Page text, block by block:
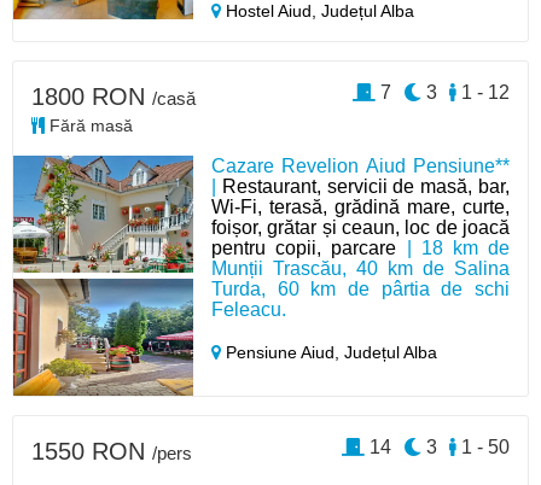
Hostel Aiud,Județul Alba
Cazare Revelion Aiud Pensiune**
Restaurant, servicii de masă, bar,
Wi-Fi, terasă, grădină mare, curte,
foișor, grătar și ceaun, loc de joacă
pentru copii, parcare | 18 km de
Munții Trascău, 40 km de Salina
Turda, 60 km de pârtia de schi
Feleacu.
Pensiune Aiud,Județul Alba
1800 RON /casă
Fără masă
1 - 12
3
7
1550 RON /pers 1 - 50
3
14